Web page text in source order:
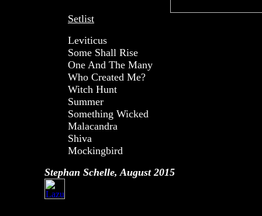
Setlist
Leviticus
Some Shall Rise
One And The Many
Who Created Me?
Witch Hunt
Summer
Something Wicked
Malacandra
Shiva
Mockingbird
Stephan Schelle, August 2015